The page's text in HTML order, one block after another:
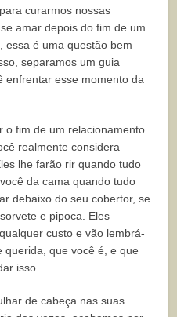
curarmos nossas
amar depois do fim de um
essa é uma questão bem
separamos um guia
enfrentar esse momento da
o fim de um relacionamento
realmente considera
lhe farão rir quando tudo
da cama quando tudo
debaixo do seu cobertor, se
e pipoca. Eles
custo e vão lembrá-
querida, que você é, e que
isso.
de cabeça nas suas